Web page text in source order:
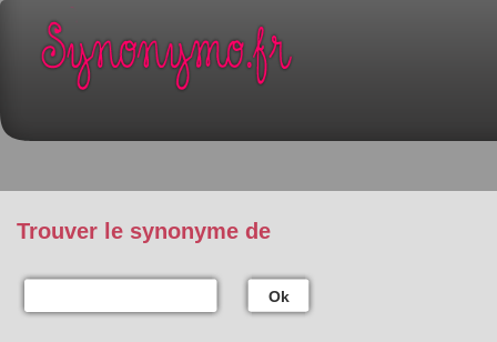
Trouver le synonyme de
Ok